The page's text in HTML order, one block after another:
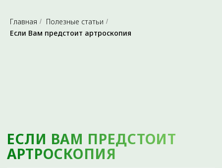
Главная / Полезные статьи /
Если Вам предстоит артроскопия